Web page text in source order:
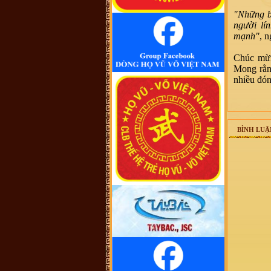
từ dòng họ Vũ (Hồn). Như họ Võ
Như của mình ở Quảng Nam thì lại
phát tích từ ông Võ Như Phô, con
ông Võ Như Oanh di cư từ miền bắc
(không rõ tỉnh) vào từ năm 1667.
Việc tìm hiểu cội nguồn cũng chưa
trong tộc họ dẫn về tộc Vũ/Võ với
cụ tổ Vũ Hồn nhưng không có cây
phả hệ để thấy sự gắn kết này. Mong
một ngày sẽ có cây phả hệ để mọi
con dân họ Vũ/Võ có thể biết dòng
máu trong mình từ đâu ra. Trân
trọng.
Vũ Phong :Tôi thấy từ thời Hai Bà
TRưng đã có họ Vũ ,Các bác có thể
xem sự tích tướng quân Bát Nàn.Nên
nói họ Vũ ở ViệtNam xuất phát kỷ
13 -Với Ông tổ là Vũ Hồn ,là không
thuyết Phục.
Vũ Phong : https://www.dkn.tv/van-
hoa/tho-nu-anh-hung-dat-viet-vu-
thuc-nuong.html
VÕ QUANG ĐÔNG :tự hào là
người họ võ
Vũ Thanh Giang :Dòng họ làm nên
bao tuyệt tác thời đương đại với
nhiều địa vị xã hội khác nhau sinh ra
một anh tú văn khúc tính quân làm
nền thời đại quân chủ
Vũ Ngọc Chiến :Cháu muốn xin
file ảnh của thủy Tổ Vũ Hồn bản
chuẩn để in. Các bác có hỗ trợ cháu
với ạ! (Gmail:
"Những
người
mạnh",
Chúc
Mong
nhiều
BÌNH